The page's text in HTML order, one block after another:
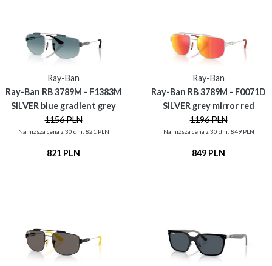
Ray-Ban
Ray-Ban RB 3789M - F1383M
SILVER blue gradient grey
1156 PLN
Najniższa cena z 30 dni: 821 PLN
821 PLN
Ray-Ban
Ray-Ban RB 3789M - F0071D
SILVER grey mirror red
1196 PLN
Najniższa cena z 30 dni: 849 PLN
849 PLN